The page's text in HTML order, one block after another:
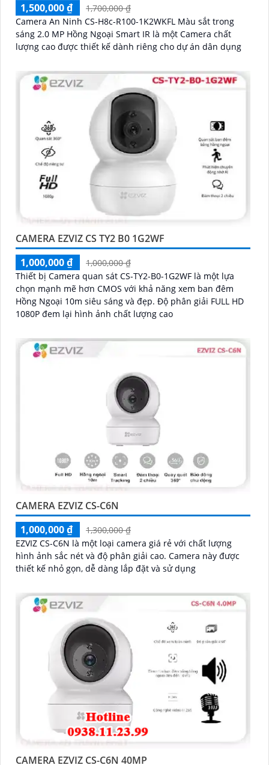
1,500,000 ₫
1,700,000 ₫
Camera An Ninh CS-H8c-R100-1K2WKFL Màu sắt trong
sáng 2.0 MP Hồng Ngoại Smart IR là một Camera chất
lượng cao được thiết kế dành riêng cho dự án dân dụng
CAMERA EZVIZ CS TY2 B0 1G2WF
1,000,000 ₫
1,000,000 ₫
Thiết bị Camera quan sát CS-TY2-B0-1G2WF là một lựa
chọn mạnh mẽ hơn CMOS với khả năng xem ban đêm
Hồng Ngoại 10m siêu sáng và đẹp. Độ phân giải FULL HD
1080P đem lại hình ảnh chất lượng cao
CAMERA EZVIZ CS-C6N
1,000,000 ₫
1,300,000 ₫
EZVIZ CS-C6N là một loại camera giá rẻ với chất lượng
hình ảnh sắc nét và độ phân giải cao. Camera này được
thiết kế nhỏ gọn, dễ dàng lắp đặt và sử dụng
CAMERA EZVIZ CS-C6N 40MP